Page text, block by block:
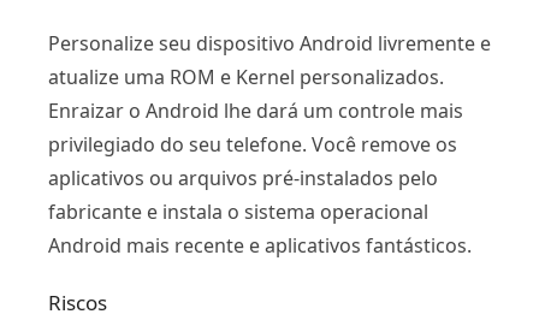
Personalize seu dispositivo Android livremente e
atualize uma ROM e Kernel personalizados.
Enraizar o Android lhe dará um controle mais
privilegiado do seu telefone. Você remove os
aplicativos ou arquivos pré-instalados pelo
fabricante e instala o sistema operacional
Android mais recente e aplicativos fantásticos.
Riscos